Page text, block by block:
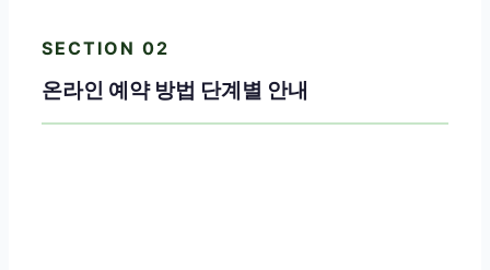
SECTION 02
온라인 예약 방법 단계별 안내